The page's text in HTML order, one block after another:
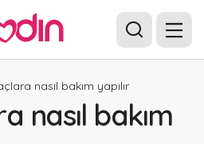
nasıl bakım yapılır
nasıl bakım